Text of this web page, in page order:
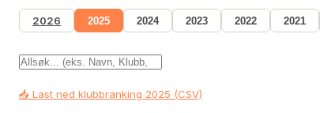
2026 2025 2024 2023 2022 2021
📥 Last ned klubbranking 2025 (CSV)